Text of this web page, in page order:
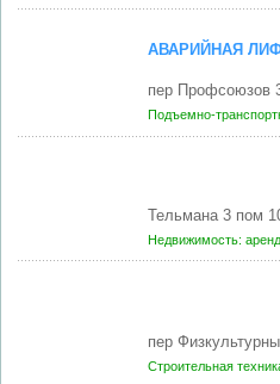
АВАРИЙНАЯ
пер
Подъемно-
Тельмана 3 пом
Недвижимость:
пер
Строительная